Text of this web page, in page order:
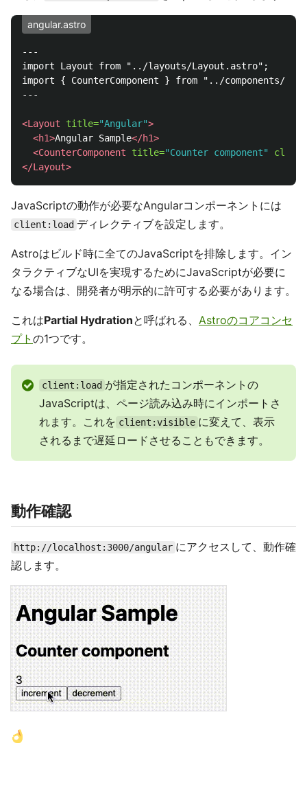
angular.astro
---
import Layout from "../layouts/Layout.astro";
import { CounterComponent } from "../components/
---
<Layout title="Angular">
<h1>Angular Sample</h1>
<CounterComponent
title="Counter component"
</Layout>
JavaScriptの動作が必要なAngularコンポーネントには
client:load ディレクティブを設定します。
Astroはビルド時に全てのJavaScriptを排除します。イン
タラクティブなUIを実現するためにJavaScriptが必要に
なる場合は、開発者が明示的に許可する必要があります。
これはPartial Hydrationと呼ばれる、 Astroのコアコンセ
プト の1つです。
client:load が指定されたコンポーネントの
JavaScriptは、ページ読み込み時にインポートさ
れます。これを client:visible に変えて、表示
されるまで遅延ロードさせることもできます。
動作確認
http://localhost:3000/angular にアクセスして、動作確
認します。